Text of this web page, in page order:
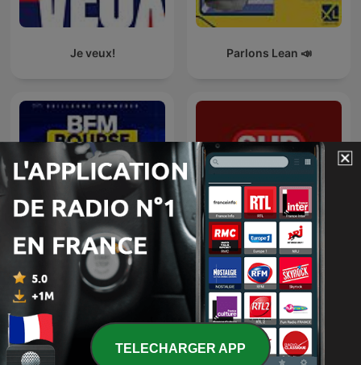
Je veux! Parlons Lean 📣
BFM Bourse L'info éco +
TELECHARGER APP